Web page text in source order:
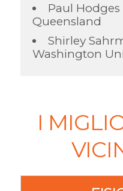
Paul
Queensland
Shirley
Washington
I